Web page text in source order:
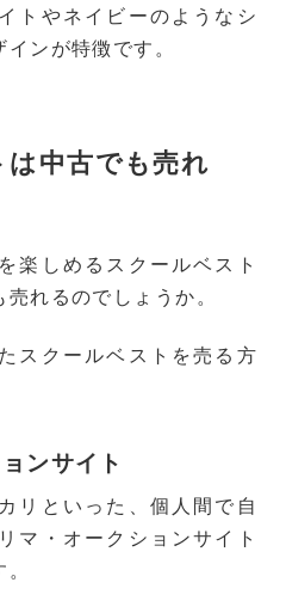
トやネイビーのようなシ
ンが特徴です。
中古でも売れ
楽しめるスクールベスト
れるのでしょうか。
スクールベストを売る方
ンサイト
リといった、個人間で自
マ・オークションサイト